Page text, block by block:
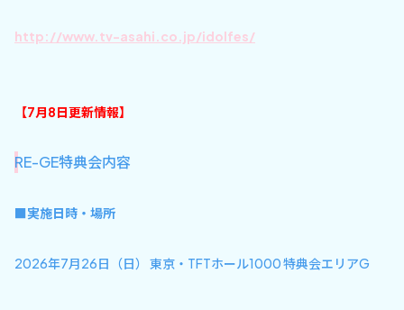
http://www.tv-asahi.co.jp/idolfes/
【7月8日更新情報】
RE-GE特典会内容
■実施日時・場所
2026年7月26日（日） 東京・TFTホール1000 特典会エリアG